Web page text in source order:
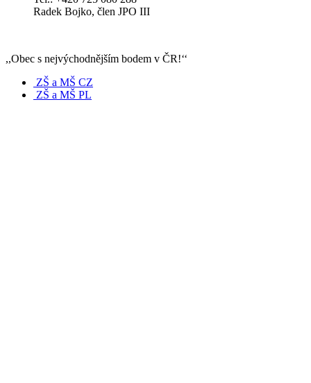
Radek Bojko, člen JPO III
,,Obec s nejvýchodnějším bodem v ČR!‘‘
ZŠ a MŠ CZ
ZŠ a MŠ PL